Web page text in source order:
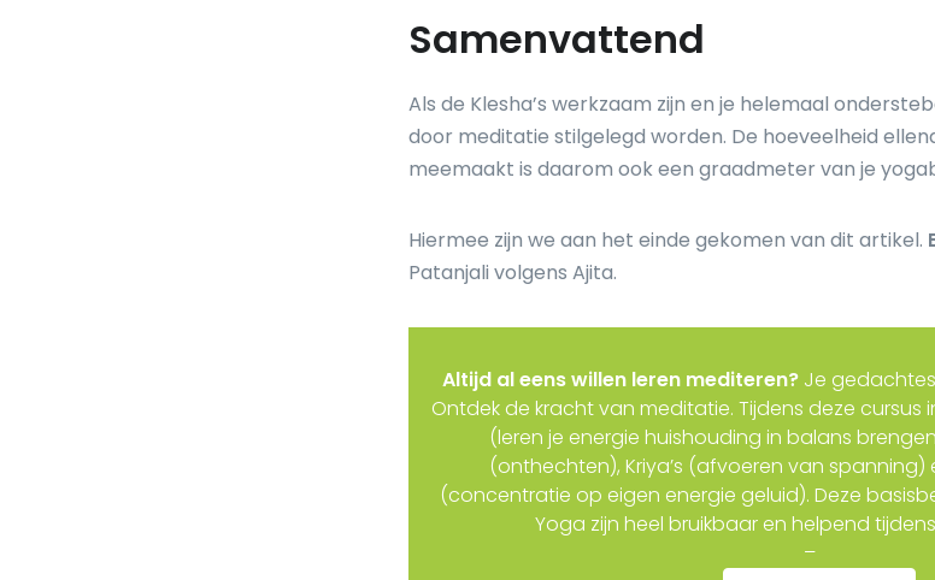
Samenvattend
Als de Klesha’s werkzaam zijn en je helemaal
door meditatie stilgelegd worden. De hoeveelheid
meemaakt is daarom ook een graadmeter van je
Hiermee zijn we aan het einde gekomen van dit artikel.
Patanjali volgens Ajita.
Altijd al eens willen leren mediteren? Je
Ontdek de kracht van meditatie. Tijdens deze cursus
(leren je energie huishouding in balans
(onthechten), Kriya’s (afvoeren van
(concentratie op eigen energie geluid). Deze
Yoga zijn heel bruikbaar en helpend
–